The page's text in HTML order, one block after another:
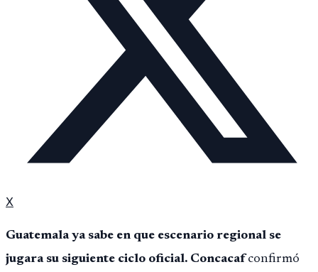
X
Guatemala ya sabe en que escenario regional se
jugara su siguiente ciclo oficial. Concacafconfirmó